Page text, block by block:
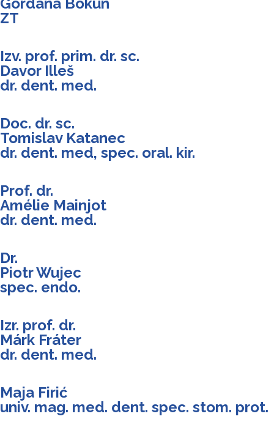
ZT
Izv. prof. prim. dr. sc.
Davor Illeš
dr. dent. med.
Doc. dr. sc.
Tomislav Katanec
dr. dent. med, spec. oral. kir.
Prof. dr.
Amélie Mainjot
dr. dent. med.
Dr.
Piotr Wujec
spec. endo.
Izr. prof. dr.
Márk Fráter
dr. dent. med.
Maja Firić
univ. mag. med. dent. spec. stom. prot.